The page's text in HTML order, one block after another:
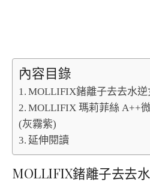
內容目錄
MOLLIFIX鍺離子去去水逆
MOLLIFIX 瑪莉菲絲 A++
(灰霧紫)
延伸閱讀
MOLLIFIX鍺離子去去